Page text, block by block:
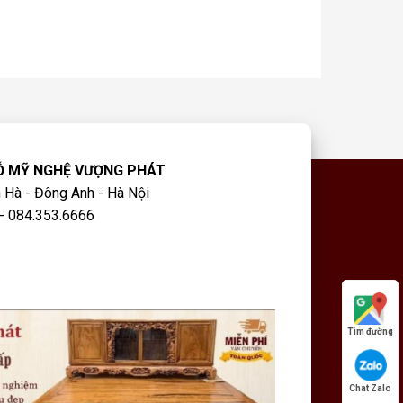
MỸ NGHỆ VƯỢNG PHÁT
Hà - Đông Anh - Hà Nội
084.353.6666
Tìm đường
Chat Zalo